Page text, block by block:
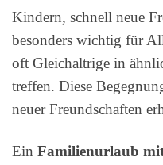
Kindern, schnell neue
besonders wichtig für
oft Gleichaltrige in
treffen. Diese
neuer Freundschaften
Ein Familienurlaub